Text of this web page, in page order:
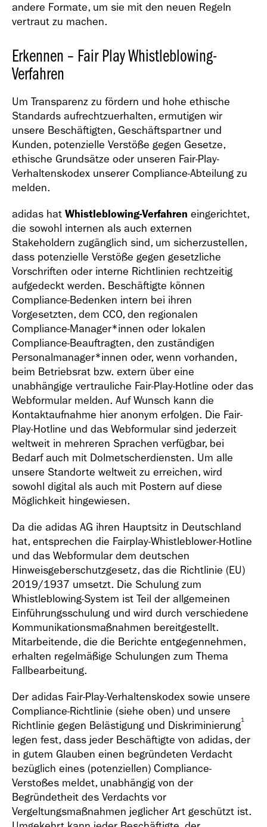
andere Formate, um sie mit den neuen Regeln
vertraut zu machen.
Erkennen – Fair Play Whistleblowing-
Verfahren
Um Transparenz zu fördern und hohe ethische
Standards aufrechtzuerhalten, ermutigen wir
unsere Beschäftigten, Geschäftspartner und
Kunden, potenzielle Verstöße gegen Gesetze,
ethische Grundsätze oder unseren Fair-Play-
Verhaltenskodex unserer Compliance-Abteilung zu
melden.
adidas hat Whistleblowing-Verfahren eingerichtet,
die sowohl internen als auch externen
Stakeholdern zugänglich sind, um sicherzustellen,
dass potenzielle Verstöße gegen gesetzliche
Vorschriften oder interne Richtlinien rechtzeitig
aufgedeckt werden. Beschäftigte können
Compliance-Bedenken intern bei ihren
Vorgesetzten, dem CCO, den regionalen
Compliance-Manager*innen oder lokalen
Compliance-Beauftragten, den zuständigen
Personalmanager*innen oder, wenn vorhanden,
beim Betriebsrat bzw. extern über eine
unabhängige vertrauliche Fair-Play-Hotline oder das
Webformular melden. Auf Wunsch kann die
Kontaktaufnahme hier anonym erfolgen. Die Fair-
Play-Hotline und das Webformular sind jederzeit
weltweit in mehreren Sprachen verfügbar, bei
Bedarf auch mit Dolmetscherdiensten. Um alle
unsere Standorte weltweit zu erreichen, wird
sowohl digital als auch mit Postern auf diese
Möglichkeit hingewiesen.
Da die adidas AG ihren Hauptsitz in Deutschland
hat, entsprechen die Fairplay-Whistleblower-Hotline
und das Webformular dem deutschen
Hinweisgeberschutzgesetz, das die Richtlinie (EU)
2019/1937 umsetzt. Die Schulung zum
Whistleblowing-System ist Teil der allgemeinen
Einführungsschulung und wird durch verschiedene
Kommunikationsmaßnahmen bereitgestellt.
Mitarbeitende, die die Berichte entgegennehmen,
erhalten regelmäßige Schulungen zum Thema
Fallbearbeitung.
Der adidas Fair-Play-Verhaltenskodex sowie unsere
Compliance-Richtlinie (siehe oben) und unsere
Richtlinie gegen Belästigung und Diskriminierung1
legen fest, dass jeder Beschäftigte von adidas, der
in gutem Glauben einen begründeten Verdacht
bezüglich eines (potenziellen) Compliance-
Verstoßes meldet, unabhängig von der
Begründetheit des Verdachts vor
Vergeltungsmaßnahmen jeglicher Art geschützt ist.